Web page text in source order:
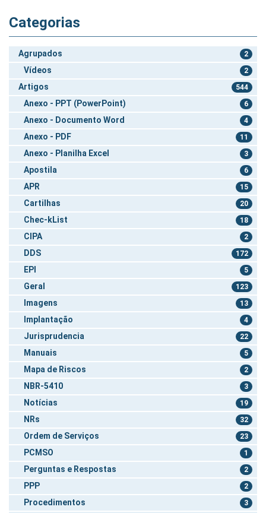
Categorias
Agrupados 2
Vídeos 2
Artigos 544
Anexo - PPT (PowerPoint) 6
Anexo - Documento Word 4
Anexo - PDF 11
Anexo - Planilha Excel 3
Apostila 6
APR 15
Cartilhas 20
Chec-kList 18
CIPA 2
DDS 172
EPI 5
Geral 123
Imagens 13
Implantação 4
Jurisprudencia 22
Manuais 5
Mapa de Riscos 2
NBR-5410 3
Notícias 19
NRs 32
Ordem de Serviços 23
PCMSO 1
Perguntas e Respostas 2
PPP 2
Procedimentos 3